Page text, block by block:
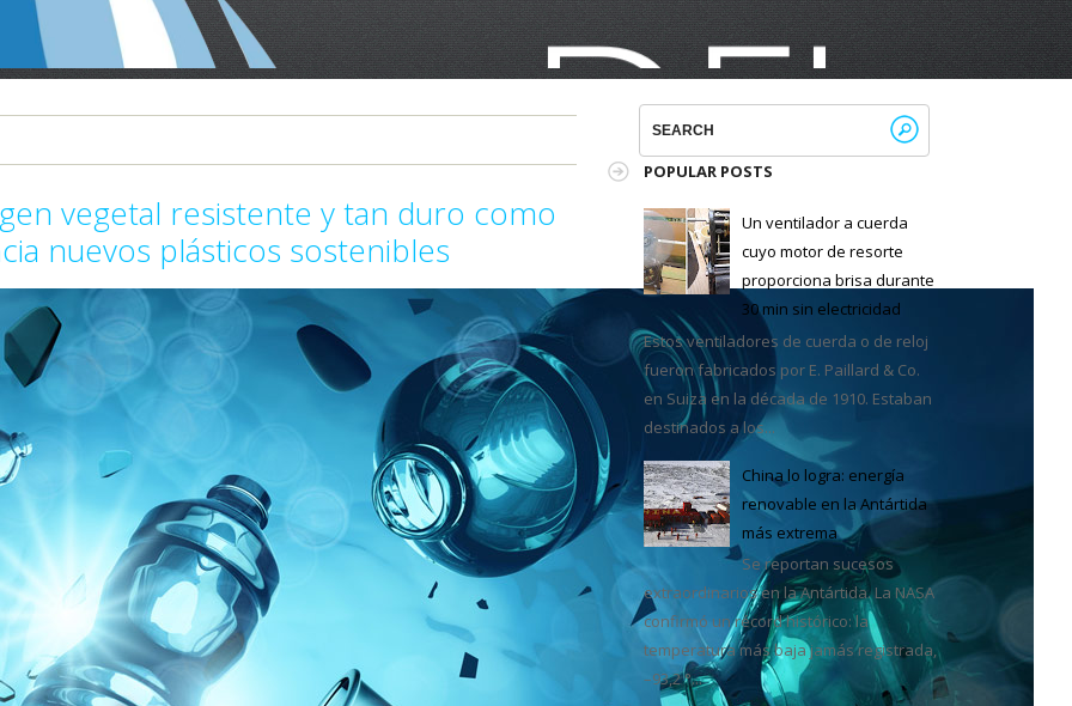
que tan sana es el agua en tu casa
vegetal resistente y tan duro como
nuevos plásticos sostenibles
POPULAR POSTS
Un ventilador a cuerda
cuyo motor de resorte
proporciona brisa durante
30 min sin electricidad
Estos ventiladores de cuerda o de reloj
fueron fabricados por E. Paillard & Co.
en Suiza en la década de 1910. Estaban
destinados a los...
China lo logra: energía
renovable en la Antártida
más extrema
Se reportan sucesos
extraordinarios en la Antártida. La NASA
confirmó un récord histórico: la
temperatura más baja jamás registrada,
–93,2 °...